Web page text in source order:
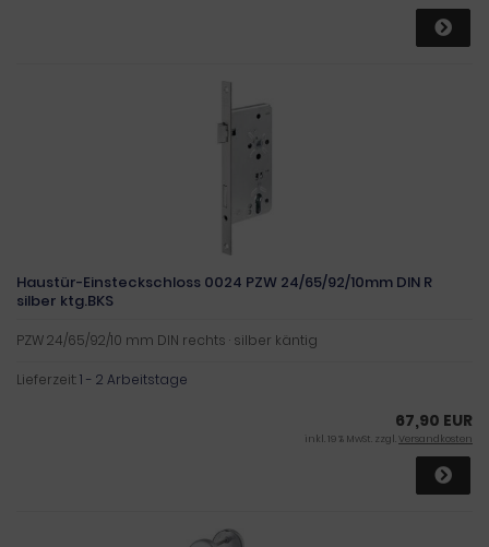
Haustür-Einsteckschloss 0024 PZW 24/65/92/10mm DIN R
silber ktg.BKS
PZW 24/65/92/10 mm DIN rechts · silber käntig
Lieferzeit:1 - 2 Arbeitstage
67,90 EUR
inkl. 19 % MwSt. zzgl.Versandkosten